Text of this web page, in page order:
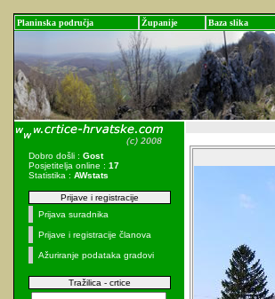
Planinska područja Županije Baza slika
Dobro došli : Gost
Posjetitelja online : 17
Statistika : AWstats
Prijave i registracije
Prijava suradnika
Prijave i registracije članova
Ažuriranje podataka gradovi
Tražilica - crtice